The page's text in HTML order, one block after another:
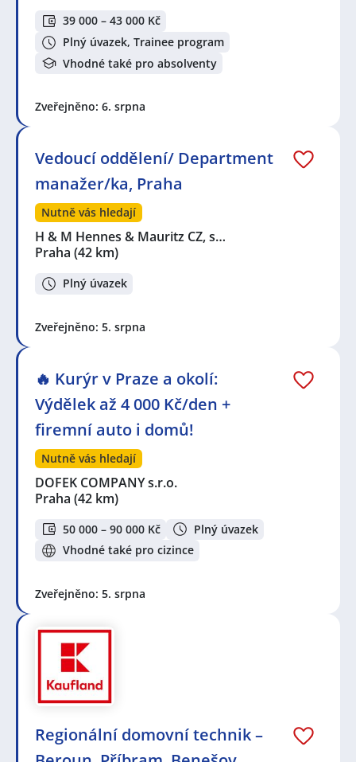
39 000 – 43 000 Kč
Plný úvazek, Trainee program
Vhodné také pro absolventy
Zveřejněno: 6. srpna
Vedoucí oddělení/ Department
manažer/ka, Praha
Nutně vás hledají
H & M Hennes & Mauritz CZ, s…
Praha (42 km)
Plný úvazek
Zveřejněno: 5. srpna
🔥 Kurýr v Praze a okolí:
Výdělek až 4 000 Kč/den +
firemní auto i domů!
Nutně vás hledají
DOFEK COMPANY s.r.o.
Praha (42 km)
50 000 – 90 000 Kč
Plný úvazek
Vhodné také pro cizince
Zveřejněno: 5. srpna
Regionální domovní technik –